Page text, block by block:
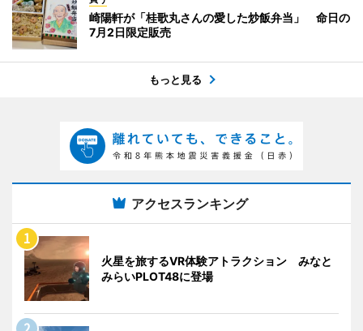
崎陽軒が「桂歌丸さんの愛した炒飯弁当」 命日の
7月2日限定販売
もっと見る
アクセスランキング
火星を旅するVR体験アトラクション みなと
みらいPLOT48に登場